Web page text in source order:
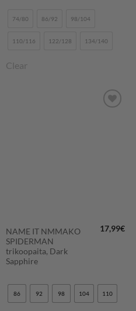
74/80 86/92 98/104
110/116 122/128 134/140
Clear
NAME IT NMMAKO
SPIDERMAN
trikoopaita, Dark
Sapphire
17,99€
86 92 98 104 110